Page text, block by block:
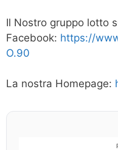
Il Nostro gruppo lotto
Facebook: https://
O.90
La nostra Homepage: